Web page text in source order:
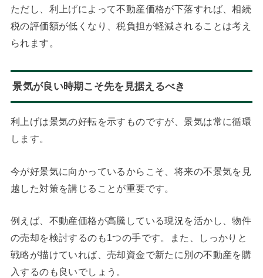
ただし、利上げによって不動産価格が下落すれば、相続
税の評価額が低くなり、税負担が軽減されることは考え
られます。
景気が良い時期こそ先を見据えるべき
利上げは景気の好転を示すものですが、景気は常に循環
します。
今が好景気に向かっているからこそ、将来の不景気を見
越した対策を講じることが重要です。
例えば、不動産価格が高騰している現況を活かし、物件
の売却を検討するのも1つの手です。また、しっかりと
戦略が描けていれば、売却資金で新たに別の不動産を購
入するのも良いでしょう。